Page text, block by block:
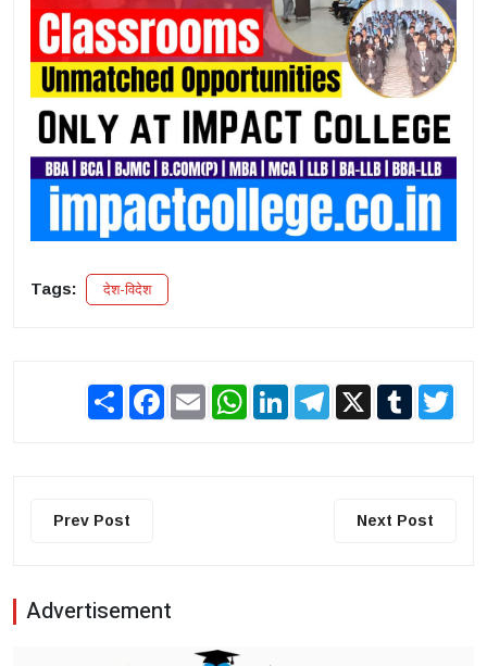
Tags: देश-विदेश
Share Facebook
Email WhatsAppLinkedInTelegram
X Tumblr
Prev Post Next Post
Advertisement